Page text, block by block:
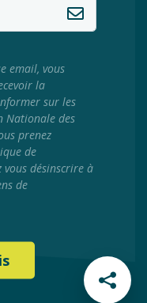
email, vous
la
sur les
Nationale des
prenez
de
désinscrire à
de